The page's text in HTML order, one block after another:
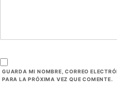
GUARDA MI NOMBRE, CORREO
PARA LA PRÓXIMA VEZ QUE COMENTE.